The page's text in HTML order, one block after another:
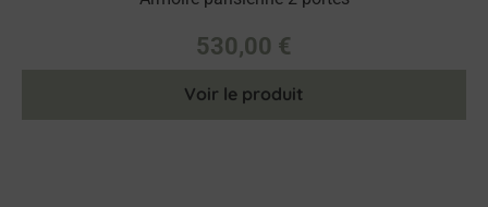
530,00 €
Voir le produit